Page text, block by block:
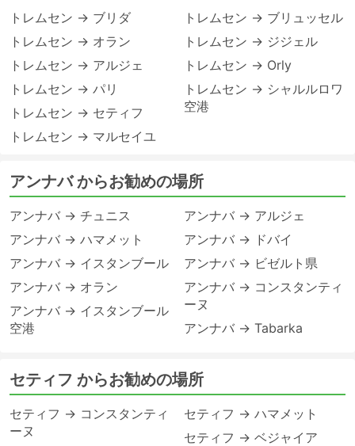
トレムセン → ブリダ
トレムセン → オラン
トレムセン → アルジェ
トレムセン → パリ
トレムセン → セティフ
トレムセン → マルセイユ
トレムセン → ブリュッセル
トレムセン → ジジェル
トレムセン → Orly
トレムセン → シャルルロワ
空港
アンナバ からお勧めの場所
アンナバ → チュニス
アンナバ → ハマメット
アンナバ → イスタンブール
アンナバ → オラン
アンナバ → イスタンブール
空港
アンナバ → アルジェ
アンナバ → ドバイ
アンナバ → ビゼルト県
アンナバ → コンスタンティ
ーヌ
アンナバ → Tabarka
セティフ からお勧めの場所
セティフ → コンスタンティ
ーヌ
セティフ → ハマメット
セティフ → ベジャイア